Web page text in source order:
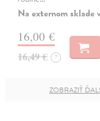
Na externom sklade
16,00 €
16,49 € ?
ZOBRAZIŤ